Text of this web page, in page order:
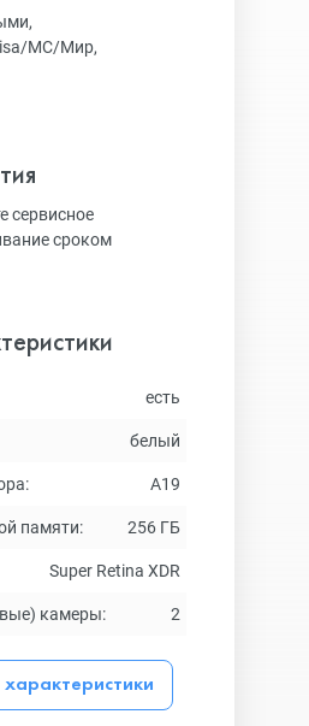
MC/Мир,
сервисное
сроком
есть
белый
A19
памяти: 256 ГБ
Super Retina XDR
камеры: 2
характеристики